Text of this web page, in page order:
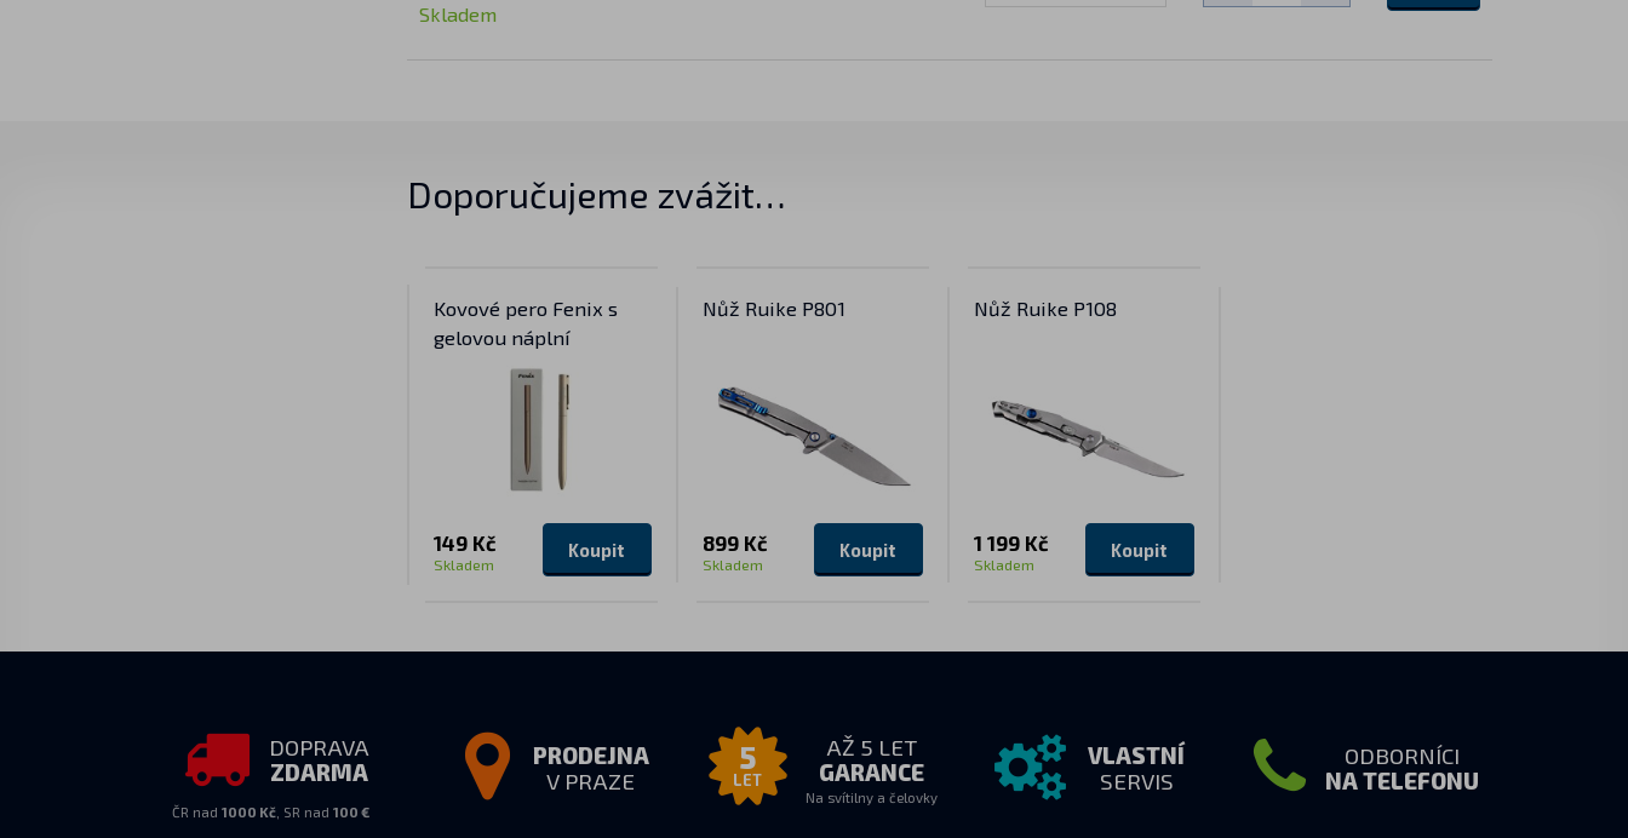
Skladem
Doporučujeme zvážit…
Kovové pero Fenix s
gelovou náplní
149 Kč
Skladem
Koupit
Nůž Ruike P801
899 Kč
Skladem
Koupit
Nůž Ruike P108
1 199 Kč
Skladem
Koupit
DOPRAVA
ZDARMA
ČR nad1000 Kč , SR nad100 €
PRODEJNA
V PRAZE
5
LET
AŽ 5 LET
GARANCE
Na svítilny a čelovky
VLASTNÍ
SERVIS
ODBORNÍCI
NA TELEFONU